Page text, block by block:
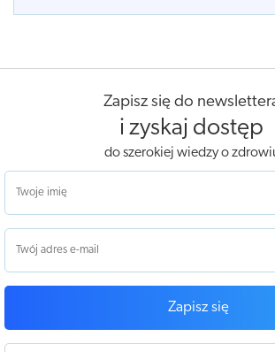
Zapisz się do
i zyskaj dostęp
do szerokiej wiedzy o
Zapisz się